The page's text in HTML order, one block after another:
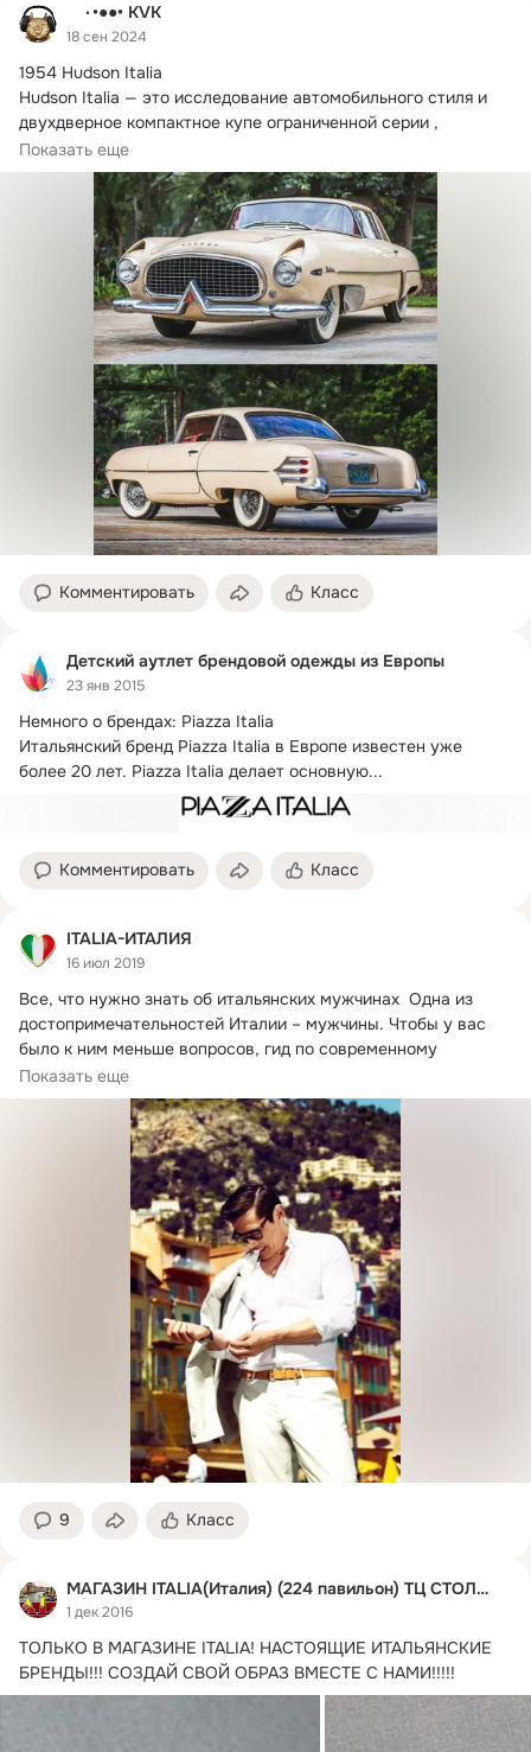
٠•●●• KVK
18 сен 2024
1954 Hudson Italia
Hudson Italia — это исследование автомобильного стиля и
двухдверное компактное купе ограниченной серии ,
которое...
Показать еще
Комментировать Класс
Детский аутлет брендовой одежды из Европы
23 янв 2015
Немного о брендах: Piazza Italia
Итальянский бренд Piazza Italia в Европе известен уже
более 20 лет. Piazza Italia делает основную...
Комментировать Класс
ITALIA-ИТАЛИЯ
16 июл 2019
Все, что нужно знать об итальянских мужчинах  Одна из
достопримечательностей Италии – мужчины. Чтобы у вас
было к ним меньше вопросов, гид по современному
итальянцу
Показать еще
9 Класс
МАГАЗИН ITALIA(Италия) (224 павильон) ТЦ СТОЛИЦА
1 дек 2016
ТОЛЬКО В МАГАЗИНЕ ITALIA! НАСТОЯЩИЕ ИТАЛЬЯНСКИЕ
БРЕНДЫ!!! СОЗДАЙ СВОЙ ОБРАЗ ВМЕСТЕ С НАМИ!!!!!